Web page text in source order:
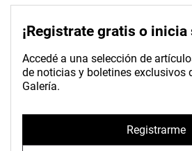
¡Registrate gratis o inicia
Accedé a una selección de
de noticias y boletines exclusivos
Galería.
Registrarme